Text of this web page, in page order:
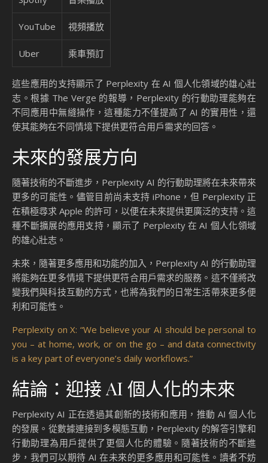
YouTube 視頻播放
Uber 乘車預訂
這些應用的支持顯示了 Perplexity 在 AI 個人化領域的雄心壯
志。根據 The Verge 的報導，Perplexity 的行動助理能夠在
不同應用中無縫操作，這種能力不僅提高了 AI 的實用性，還
使其能夠在不同情境下提供更符合用戶需求的回答。
未來的發展方向
隨著技術的不斷進步，Perplexity AI 的行動助理將在未來帶來
更多的可能性。儘管目前尚未支持 iPhone，但 Perplexity 正
在積極尋求 Apple 的許可，以便在未來提供更廣泛的支持。這
種不斷擴展的應用支持，顯示了 Perplexity 在 AI 個人化領域
的雄心壯志。
未來，隨著更多應用和功能的加入，Perplexity AI 的行動助理
將能夠在更多情境下提供更符合用戶需求的服務。這不僅將改
變我們與科技互動的方式，也將為我們的日常生活帶來更多便
利和可能性。
Perplexity on X: “We believe your AI should be personal to
you – at home, work, or on the go – and data connectivity
is a key part of everyone’s daily workflows.”
結論：迎接 AI 個人化的未來
Perplexity AI 正在透過其創新的技術和應用，推動 AI 個人化
的發展。從數據連接到多模態互動，Perplexity 的解答引擎和
行動助理為用戶提供了更個人化的體驗。隨著技術的不斷進
步，我們可以期待 AI 在未來的更多應用和可能性。讀者不妨